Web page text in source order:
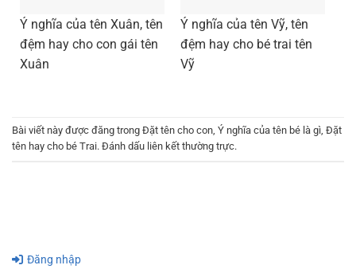
Ý nghĩa của tên Xuân, tên
đệm hay cho con gái tên
Xuân
Ý nghĩa của tên Vỹ, tên
đệm hay cho bé trai tên
Vỹ
Bài viết này được đăng trong Đặt tên cho con Ý nghĩa của tên bé là gì Đặt
tên hay cho bé Trai. Đánh dấu liên kết thường trực.
Đăng nhập